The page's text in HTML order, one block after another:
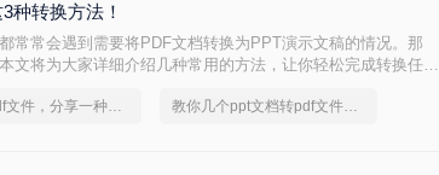
种转换方法！
常常会遇到需要将PDF文档转换为PPT演示文稿的情况。那
文将为大家详细介绍几种常用的方法，让你轻松完成转换任
ppt转的pdf文件，分享一种简单的方法 教你几个ppt文档转pdf文件的方法